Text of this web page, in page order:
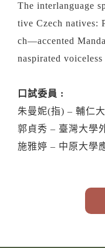
The interlanguage
tive Czech natives:
ch—accented
naspirated voiceless
口試委員 :
朱曼妮(指) – 輔仁
郭貞秀 – 臺灣大學
施雅婷 – 中原大學